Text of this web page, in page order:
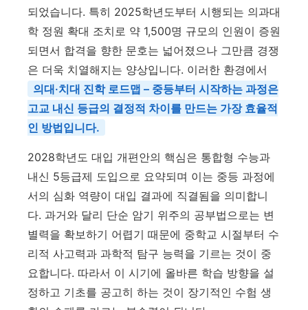
되었습니다. 특히 2025학년도부터 시행되는 의과대
학 정원 확대 조치로 약 1,500명 규모의 인원이 증원
되면서 합격을 향한 문호는 넓어졌으나 그만큼 경쟁
은 더욱 치열해지는 양상입니다. 이러한 환경에서
의대·치대 진학 로드맵 – 중등부터 시작하는 과정은
고교 내신 등급의 결정적 차이를 만드는 가장 효율적
인 방법입니다.
2028학년도 대입 개편안의 핵심은 통합형 수능과
내신 5등급제 도입으로 요약되며 이는 중등 과정에
서의 심화 역량이 대입 결과에 직결됨을 의미합니
다. 과거와 달리 단순 암기 위주의 공부법으로는 변
별력을 확보하기 어렵기 때문에 중학교 시절부터 수
리적 사고력과 과학적 탐구 능력을 기르는 것이 중
요합니다. 따라서 이 시기에 올바른 학습 방향을 설
정하고 기초를 공고히 하는 것이 장기적인 수험 생